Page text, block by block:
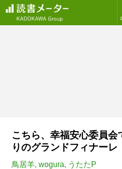
こちら、幸福安心委員会
りのグランドフィナーレ
鳥居羊, wogura, うたたP